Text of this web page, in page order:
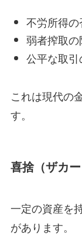
不労所得の
弱者搾取の
公平な取
これは現代の
す。
喜捨（ザカ
一定の資産を
があります。